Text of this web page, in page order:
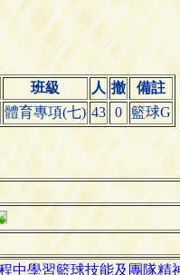
班級 人 撤
備註
體育專項(七) 43 0 籃球G